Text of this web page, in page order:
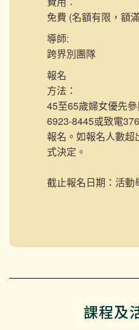
免費 (名額有限，額
導師:
跨界別團隊
報名
方法：
45至65歲婦女優先
6923-8445或致電
報名。如報名人數
式決定。
截止報名日期：活動
課程及